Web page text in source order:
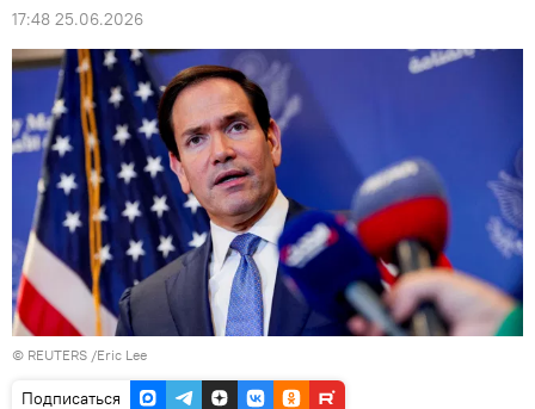
17:48 25.06.2026
© REUTERS /Eric Lee
Подписаться